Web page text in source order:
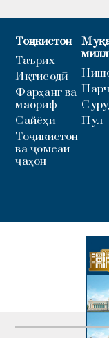
Тоҷикистон
Таърих
Иқтисодӣ
Фарҳанг ва
маориф
Сайёҳӣ
Тоҷикистон
ва ҷомеаи
ҷаҳон
Пул